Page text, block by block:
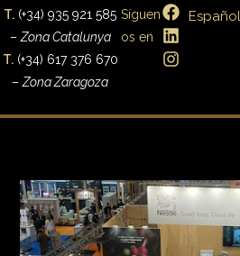
T. (+34) 935 921 585
–Zona Catalunya
T.(+34) 617 376 670
–Zona Zaragoza
Síguen
os en
Español